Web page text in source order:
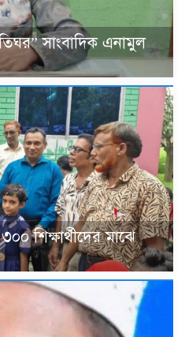
সাংবাদিক এনামুল
শিক্ষার্থীদের মাঝে